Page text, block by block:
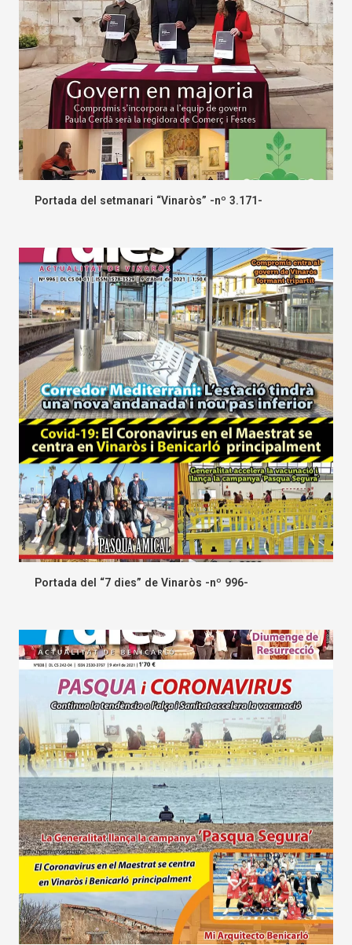
Portada del setmanari “Vinaròs” -nº 3.171-
Portada del “7 dies” de Vinaròs -nº 996-